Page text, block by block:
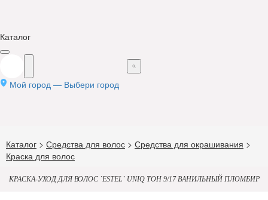
Каталог
Мой город — Выбери город
Каталог > Средства для волос > Средства для окрашивания >
Краска для волос
КРАСКА-УХОД ДЛЯ ВОЛОС `ESTEL` UNIQ ТОН 9/17 ВАНИЛЬНЫЙ ПЛОМБИР